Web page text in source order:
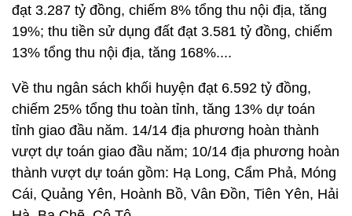
đạt 3.287 tỷ đồng, chiếm 8% tổng thu nội địa, tăng
19%; thu tiền sử dụng đất đạt 3.581 tỷ đồng, chiếm
13% tổng thu nội địa, tăng 168%....
Về thu ngân sách khối huyện đạt 6.592 tỷ đồng,
chiếm 25% tổng thu toàn tỉnh, tăng 13% dự toán
tỉnh giao đầu năm. 14/14 địa phương hoàn thành
vượt dự toán giao đầu năm; 10/14 địa phương hoàn
thành vượt dự toán gồm: Hạ Long, Cẩm Phả, Móng
Cái, Quảng Yên, Hoành Bồ, Vân Đồn, Tiên Yên, Hải